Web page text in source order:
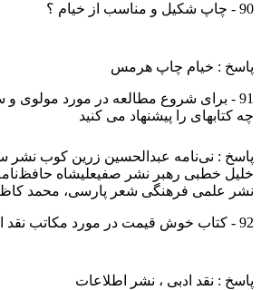
90 - چاپ شکیل و مناسب از خیام ؟
پاسخ : خیام چاپ هرمس
91 - برای شروع مطالعه در مورد مولوی
چه کتابهای را پیشنهاد می کنید
پاسخ : نی‌نامه عبدالحسین زرین کوب
خلیل خطبی رهبر نشر صفیعلیشاه
نشر علمی فرهنگی شعر پارسی، محمد
92 - کتاب خوش قیمت در مورد مکاتب نقد ادبی چیست.
پاسخ : نقد ادبی ، نشر اطلاعات